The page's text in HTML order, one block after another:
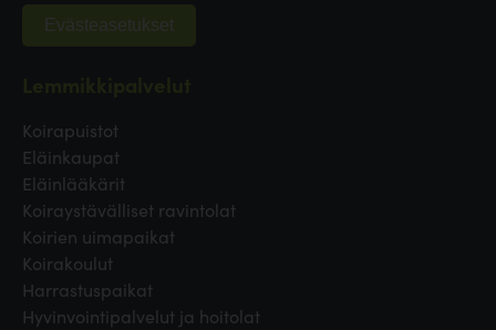
Evästeasetukset
Koirapuistot
Eläinkaupat
Eläinlääkärit
Koiraystävälliset ravintolat
Koirien uimapaikat
Koirakoulut
Harrastuspaikat
Hyvinvointipalvelut ja hoitolat